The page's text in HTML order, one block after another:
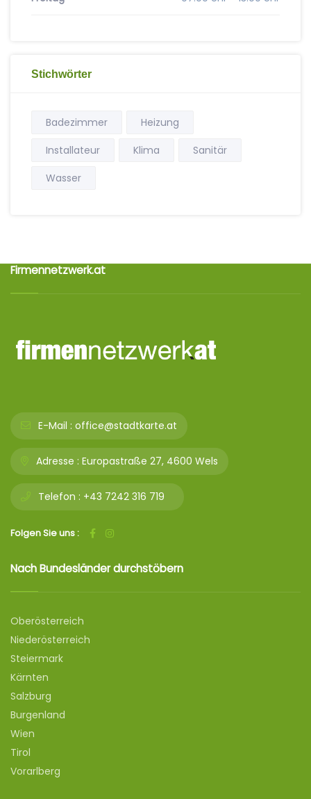
Stichwörter
Badezimmer
Heizung
Installateur
Klima
Sanitär
Wasser
Firmennetzwerk.at
E-Mail : office@stadtkarte.at
Adresse : Europastraße 27, 4600 Wels
Telefon : +43 7242 316 719
Folgen Sie uns :
Nach Bundesländer durchstöbern
Oberösterreich
Niederösterreich
Steiermark
Kärnten
Salzburg
Burgenland
Wien
Tirol
Vorarlberg